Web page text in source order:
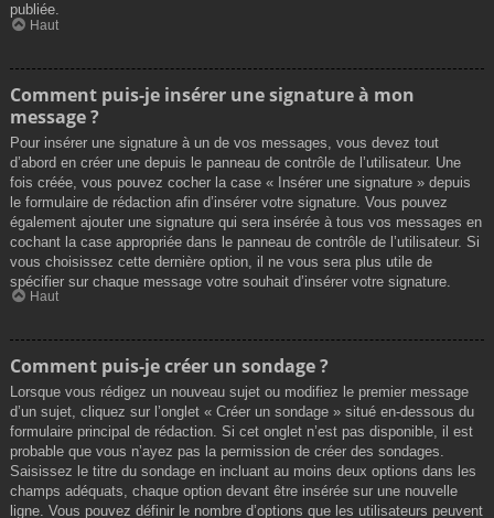
publiée.
Haut
Comment puis-je insérer une signature à mon
message ?
Pour insérer une signature à un de vos messages, vous devez tout
d’abord en créer une depuis le panneau de contrôle de l’utilisateur. Une
fois créée, vous pouvez cocher la case « Insérer une signature » depuis
le formulaire de rédaction afin d’insérer votre signature. Vous pouvez
également ajouter une signature qui sera insérée à tous vos messages en
cochant la case appropriée dans le panneau de contrôle de l’utilisateur. Si
vous choisissez cette dernière option, il ne vous sera plus utile de
spécifier sur chaque message votre souhait d’insérer votre signature.
Haut
Comment puis-je créer un sondage ?
Lorsque vous rédigez un nouveau sujet ou modifiez le premier message
d’un sujet, cliquez sur l’onglet « Créer un sondage » situé en-dessous du
formulaire principal de rédaction. Si cet onglet n’est pas disponible, il est
probable que vous n’ayez pas la permission de créer des sondages.
Saisissez le titre du sondage en incluant au moins deux options dans les
champs adéquats, chaque option devant être insérée sur une nouvelle
ligne. Vous pouvez définir le nombre d’options que les utilisateurs peuvent